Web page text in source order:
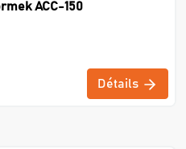
ACC-150
Détails